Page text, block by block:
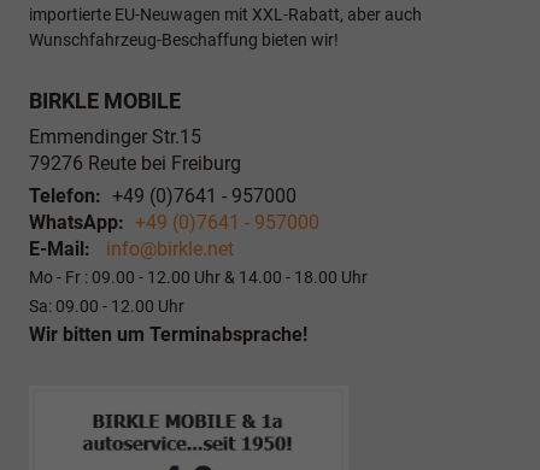
importierte EU-Neuwagen mit XXL-Rabatt, aber auch
Wunschfahrzeug-Beschaffung bieten wir!
BIRKLE MOBILE
Emmendinger Str.15
79276 Reute bei Freiburg
Telefon: +49 (0)7641 - 957000
WhatsApp: +49 (0)7641 - 957000
E-Mail:
info@birkle.net
Mo - Fr : 09.00 - 12.00 Uhr & 14.00 - 18.00 Uhr
Sa: 09.00 - 12.00 Uhr
Wir bitten um Terminabsprache!